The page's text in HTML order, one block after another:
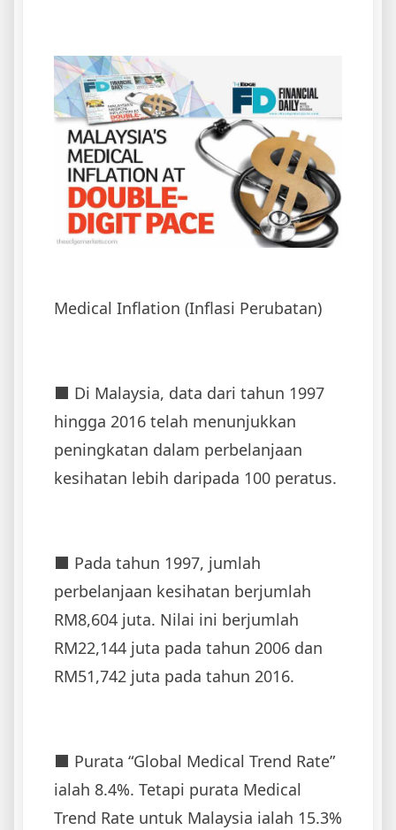
Medical Inflation (Inflasi Perubatan)
⬛ Di Malaysia, data dari tahun 1997
hingga 2016 telah menunjukkan
peningkatan dalam perbelanjaan
kesihatan lebih daripada 100 peratus.
⬛ Pada tahun 1997, jumlah
perbelanjaan kesihatan berjumlah
RM8,604 juta. Nilai ini berjumlah
RM22,144 juta pada tahun 2006 dan
RM51,742 juta pada tahun 2016.
⬛ Purata “Global Medical Trend Rate”
ialah 8.4%. Tetapi purata Medical
Trend Rate untuk Malaysia ialah 15.3%